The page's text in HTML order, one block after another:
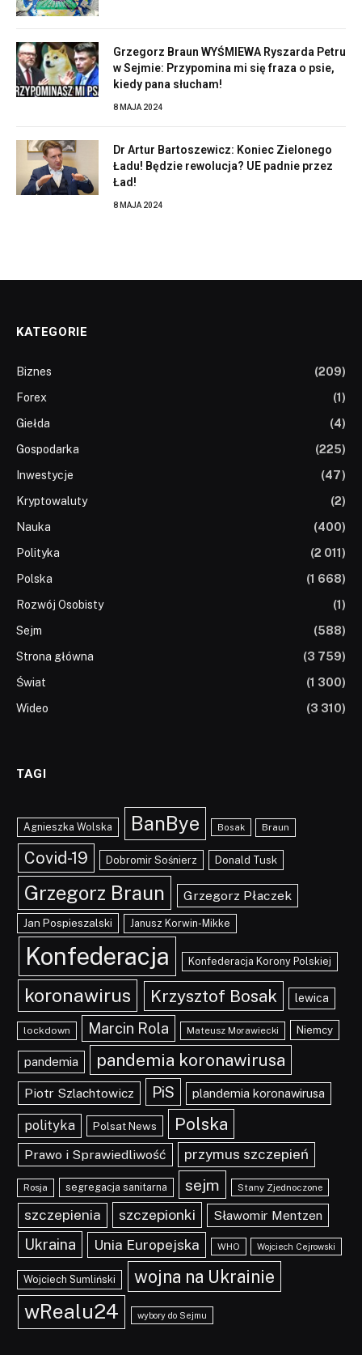
Grzegorz Braun WYŚMIEWA Ryszarda Petru
w Sejmie: Przypomina mi się fraza o psie,
kiedy pana słucham!
8 MAJA 2024
Dr Artur Bartoszewicz: Koniec Zielonego
Ładu! Będzie rewolucja? UE padnie przez
Ład!
8 MAJA 2024
KATEGORIE
Biznes
(209)
Forex
(1)
Giełda
(4)
Gospodarka
(225)
Inwestycje
(47)
Kryptowaluty
(2)
Nauka
(400)
Polityka
(2 011)
Polska
(1 668)
Rozwój Osobisty
(1)
Sejm
(588)
Strona główna
(3 759)
Świat
(1 300)
Wideo
(3 310)
TAGI
Agnieszka Wolska BanBye Bosak Braun
Covid-19 Dobromir Sośnierz Donald Tusk
Grzegorz Braun Grzegorz Płaczek
Jan Pospieszalski Janusz Korwin-Mikke
Konfederacja Konfederacja Korony Polskiej
koronawirus Krzysztof Bosak lewica
lockdown Marcin Rola Mateusz Morawiecki Niemcy
pandemia pandemia koronawirusa
Piotr Szlachtowicz PiS plandemia koronawirusa
polityka Polsat News Polska
Prawo i Sprawiedliwość przymus szczepień
Rosja segregacja sanitarna sejm Stany Zjednoczone
szczepienia szczepionki Sławomir Mentzen
Ukraina Unia Europejska WHO Wojciech Cejrowski
Wojciech Sumliński wojna na Ukrainie
wRealu24 wybory do Sejmu